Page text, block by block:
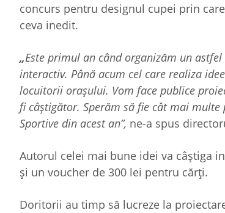
concurs pentru designul cupei prin
ceva inedit.
„Este primul an când organizăm un
interactiv. Până acum cel care realiza
locuitorii orașului. Vom face publice
fi câștigător. Sperăm să fie cât mai
Sportive din acest an”, ne-a spus
Autorul celei mai bune idei va câștiga
și un voucher de 300 lei pentru cărți.
Doritorii au timp să lucreze la